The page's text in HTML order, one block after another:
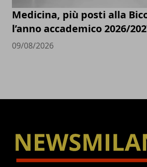
Medicina, più posti alla
l’anno accademico 2026/
09/08/2026